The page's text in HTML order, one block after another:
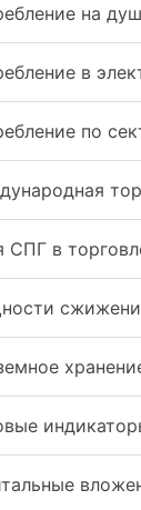
на
в
по
СПГ в